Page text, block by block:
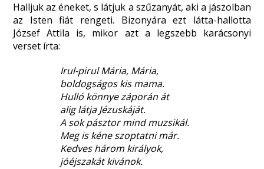
Halljuk az éneket, s látjuk a szűzanyát, aki a jászolban
az Isten fiát rengeti. Bizonyára ezt látta-hallotta
József Attila is, mikor azt a legszebb karácsonyi
verset írta:
Irul-pirul Mária, Mária,
boldogságos kis mama.
Hulló könnye záporán át
alig látja Jézuskáját.
A sok pásztor mind muzsikál.
Meg is kéne szoptatni már.
Kedves három királyok,
jóéjszakát kivánok.